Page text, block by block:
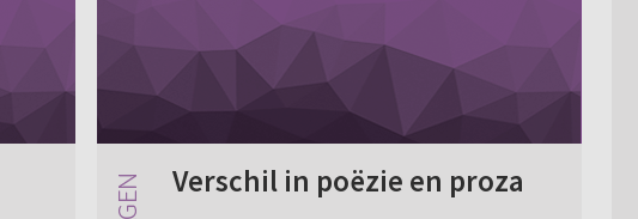
Verschil in poëzie en proza